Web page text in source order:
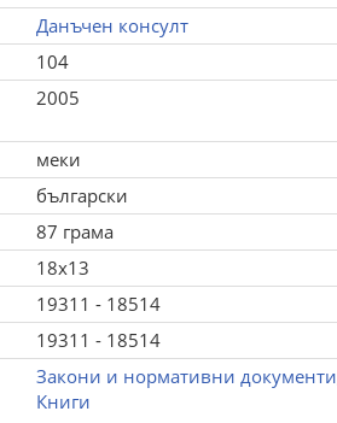
Данъчен консулт
104
2005
меки
български
87 грама
18x13
19311 - 18514
19311 - 18514
Закони и нормативни документи
Книги